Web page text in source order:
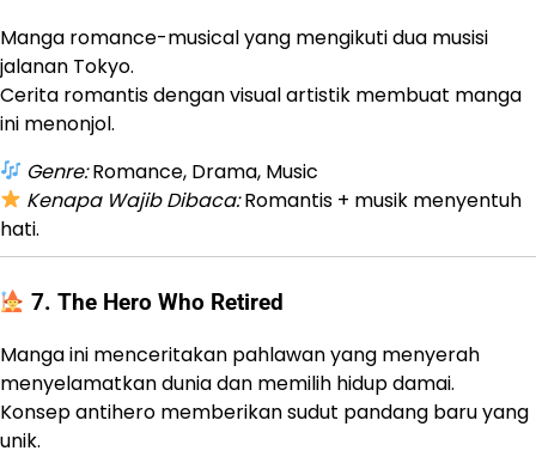
Manga romance-musical yang mengikuti dua musisi
jalanan Tokyo.
Cerita romantis dengan visual artistik membuat manga
ini menonjol.
Genre:Romance, Drama, Music
Kenapa Wajib Dibaca:Romantis + musik menyentuh
hati.
7.The Hero Who Retired
Manga ini menceritakan pahlawan yang menyerah
menyelamatkan dunia dan memilih hidup damai.
Konsep antihero memberikan sudut pandang baru yang
unik.